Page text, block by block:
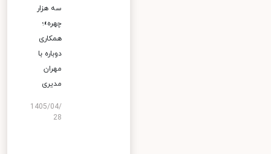
سه هزار
چهره»؛
همکاری
دوباره با
مهران
مدیری
1405/04/
28